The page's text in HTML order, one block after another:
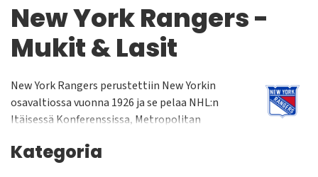
New York Rangers -
Mukit & Lasit
New York Rangers perustettiin New Yorkin
osavaltiossa vuonna 1926 ja se pelaa NHL:n
Itäisessä Konferenssissa, Metropolitan
kotiottelunsa Madison Square Gardenissa jonka
Kategoria